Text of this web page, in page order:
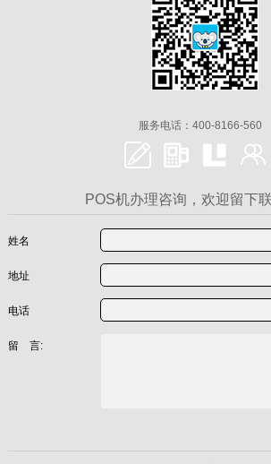
服务电话：400-8166-560
POS机办理咨询，欢迎留下
姓名
地址
电话
留 言: